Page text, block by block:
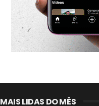
MAIS LIDAS DO MÊS